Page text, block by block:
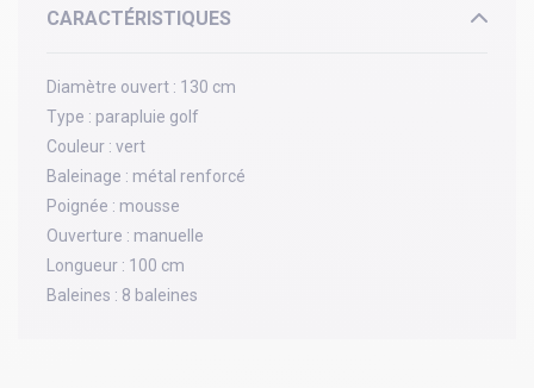
CARACTÉRISTIQUES
Diamètre ouvert : 130 cm
Type : parapluie golf
Couleur : vert
Baleinage : métal renforcé
Poignée : mousse
Ouverture : manuelle
Longueur : 100 cm
Baleines : 8 baleines